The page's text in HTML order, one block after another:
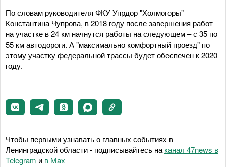
По словам руководителя ФКУ Упрдор "Холмогоры"
Константина Чупрова, в 2018 году после завершения работ
на участке в 24 км начнутся работы на следующем – с 35 по
55 км автодороги. А "максимально комфортный проезд" по
этому участку федеральной трассы будет обеспечен к 2020
году.
Чтобы первыми узнавать о главных событиях в
Ленинградской области - подписывайтесь на канал 47news в
Telegram и в Maх